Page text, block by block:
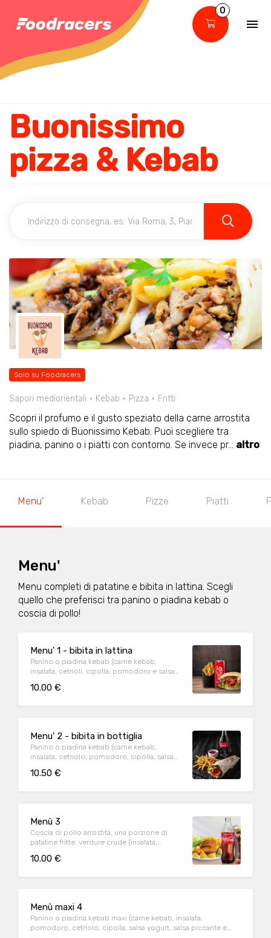
0
Buonissimo
pizza & Kebab
Solo su Foodracers
Sapori mediorientali Kebab Pizza Fritti
Scopri il profumo e il gusto speziato della carne arrostita
sullo spiedo di Buonissimo Kebab. Puoi scegliere tra
piadina, panino o i piatti con contorno. Se invece pr... altro
Menu' Kebab Pizze Piatti
Menu'
Menu completi di patatine e bibita in lattina. Scegli
quello che preferisci tra panino o piadina kebab o
coscia di pollo!
Menu' 1 - bibita in lattina
Panino o piadina kebab (carne kebab,
insalata, cetrioli, cipolla, pomodoro e salsa
di patatine fritte e 1 bibita in lattina a scelta.
10.00 €
Menu' 2 - bibita in bottiglia
Panino o piadina kebab (carne kebab,
insalata, cetriolo, pomodoro, cipolla, salsa
porzione di patate fritte e 1 bibita in bottiglia
10.50 €
Menù 3
Coscia di pollo arrostita, una porzione di
patatine fritte, verdure crude (insalata,
in lattina a scelta
10.00 €
Menù maxi 4
Panino o piadina kebab maxi (carne kebab, insalata,
pomodoro, cetriolo, cipolla, salsa yogurt, salsa piccante e